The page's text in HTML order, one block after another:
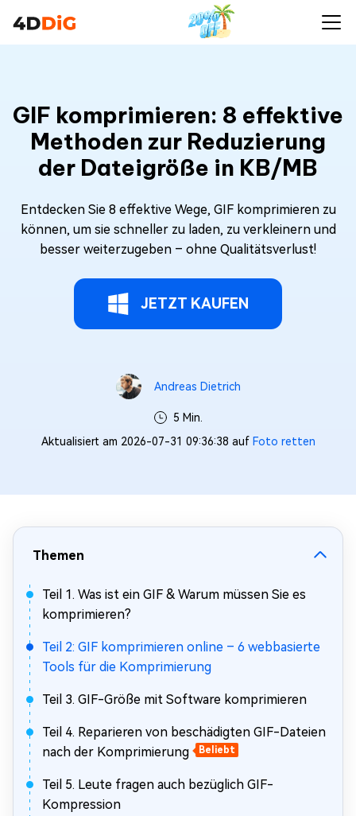
GIF komprimieren: 8 effektive
Methoden zur Reduzierung
der Dateigröße in KB/MB
Entdecken Sie 8 effektive Wege, GIF komprimieren zu
können, um sie schneller zu laden, zu verkleinern und
besser weiterzugeben – ohne Qualitätsverlust!
JETZT KAUFEN
Andreas Dietrich
5 Min.
Aktualisiert am 2026-07-31 09:36:38 auf Foto retten
Themen
Teil 1. Was ist ein GIF & Warum müssen Sie es
komprimieren?
Teil 2: GIF komprimieren online – 6 webbasierte
Tools für die Komprimierung
Teil 3. GIF-Größe mit Software komprimieren
Teil 4. Reparieren von beschädigten GIF-Dateien
nach der Komprimierung
Beliebt
Teil 5. Leute fragen auch bezüglich GIF-
Kompression